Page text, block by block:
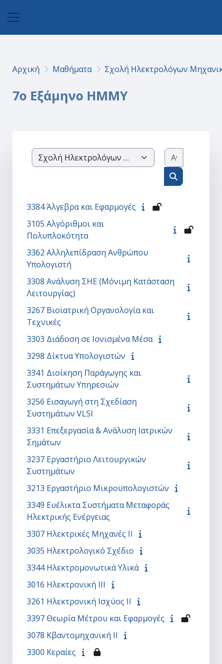
Αρχική Μαθήματα Σχολή Ηλεκτρολόγων
7ο Εξάμηνο ΗΜΜΥ
Κατηγορίες μαθημάτων
Αναζήτηση
3384 Άλγεβρα και Εφαρμογές
3105 Αλγόριθμοι και
Πολυπλοκότητα
3362 Αλληλεπίδραση Ανθρώπου
Υπολογιστή
3308 Ανάλυση ΣΗΕ (Μόνιμη Κατάσταση
Λειτουργίας)
3267 Βιοϊατρική Οργανολογία και
Τεχνικές
3303 Διάδοση σε Ιονισμένα Μέσα
3298 Δίκτυα Υπολογιστών
3341 Διοίκηση Παράγωγης και
Συστημάτων Υπηρεσιών
3256 Εισαγωγή στη Σχεδίαση
Συστημάτων VLSI
3331 Επεξεργασία & Ανάλυση Ιατρικών
Σημάτων
3237 Εργαστήριο Λειτουργικών
Συστημάτων
3213 Εργαστήριο Μικροϋπολογιστών
3349 Ευέλικτα Συστήματα Μεταφοράς
Ηλεκτρικής Ενέργειας
3307 Ηλεκτρικές Μηχανές II
3035 Ηλεκτρολογικό Σχέδιο
3344 Ηλεκτρομονωτικά Υλικά
3016 Ηλεκτρονική ΙΙΙ
3261 Ηλεκτρονική Ισχύος II
3397 Θεωρία Μέτρου και Εφαρμογές
3078 Κβαντομηχανική II
3300 Κεραίες